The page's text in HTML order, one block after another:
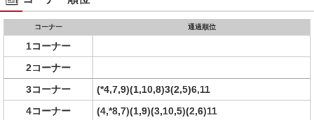
コーナー 通過順位
1コーナー
2コーナー
3コーナー
(*4,7,9)(1,10,8)3(2,5)6,11
4コーナー
(4,*8,7)(1,9)(3,10,5)(2,6)11